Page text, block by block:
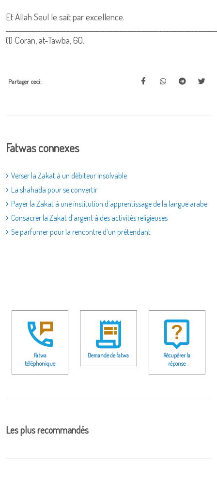
Et Allah Seul le sait par excellence.
(1) Coran, at-Tawba, 60.
Partager ceci:
Fatwas connexes
Verser la Zakat à un débiteur insolvable
La shahada pour se convertir
Payer la Zakat à une institution d’apprentissage de la langue arabe
Consacrer la Zakat d’argent à des activités religieuses
Se parfumer pour la rencontre d’un prétendant
Fatwa
téléphonique
Demande de fatwa
Récupérer la
réponse
Les plus recommandés